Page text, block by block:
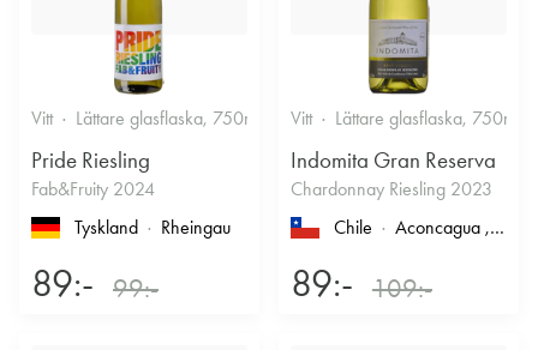
Vitt Lättare glasflaska, 750ml 12% Friskt & Fruktigt
Pride Riesling
Fab&Fruity 2024
Tyskland
Rheingau
89:- 99:-
Vitt Lättare glasflaska, 750ml
Indomita Gran Reserva
Chardonnay Riesling 2023
Chile
Aconcagua , Casablanca
89:- 109:-